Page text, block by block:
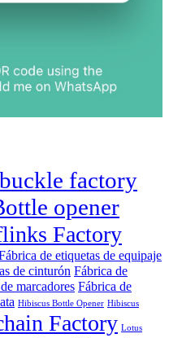
factory
opener
Factory
de etiquetas de equipaje
de cinturón Fábrica de
marcadores Fábrica de
Hibiscus Bottle Opener Hibiscus
Factory Lotus